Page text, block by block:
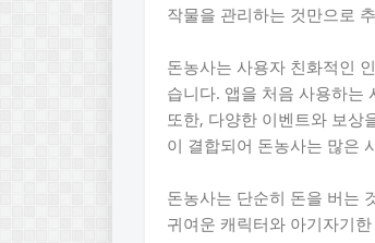
작물을 관리하는 것만으로
돈농사는 사용자 친화적인
습니다. 앱을 처음 사용하는
또한, 다양한 이벤트와 보상
이 결합되어 돈농사는 많은
돈농사는 단순히 돈을 버는
귀여운 캐릭터와 아기자기